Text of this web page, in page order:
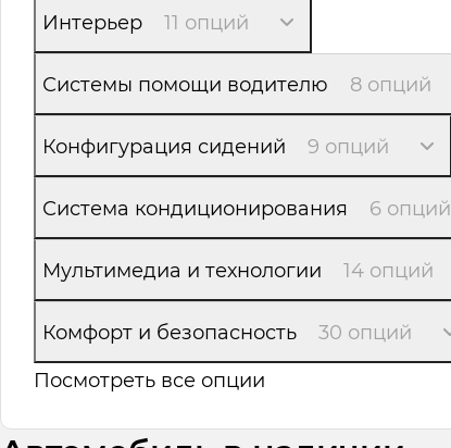
Интерьер 11 опций
Системы помощи водителю 8 опций
Конфигурация сидений 9 опций
Система кондиционирования 6 опций
Мультимедиа и технологии 14 опций
Комфорт и безопасность
30 опций
Посмотреть все опции